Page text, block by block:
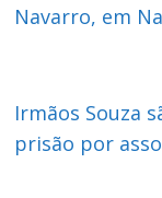
Navarro, em
Irmãos Souza
prisão por